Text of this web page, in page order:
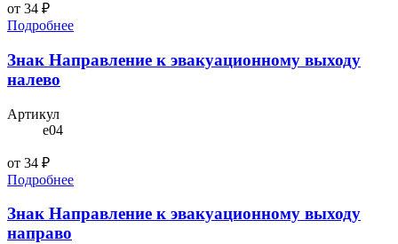
от 34 ₽
Подробнее
Знак Направление к эвакуационному выходу
налево
Артикул
e04
от 34 ₽
Подробнее
Знак Направление к эвакуационному выходу
направо